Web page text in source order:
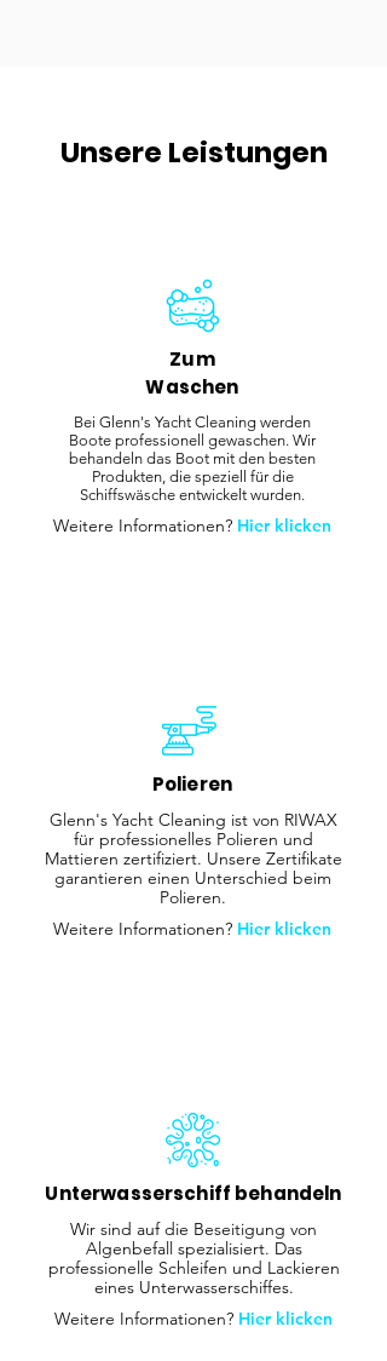
Unsere Leistungen
Zum
Waschen
Bei Glenn's Yacht Cleaning werden
Boote professionell gewaschen. Wir
behandeln das Boot mit den besten
Produkten, die speziell für die
Schiffswäsche entwickelt wurden.
Weitere Informationen? Hier klicken
Polieren
Glenn's Yacht Cleaning ist von RIWAX
für professionelles Polieren und
Mattieren zertifiziert. Unsere Zertifikate
garantieren einen Unterschied beim
Polieren.
Weitere Informationen? Hier klicken
Unterwasserschiff behandeln
Wir sind auf die Beseitigung von
Algenbefall spezialisiert. Das
professionelle Schleifen und Lackieren
eines Unterwasserschiffes.
Weitere Informationen? Hier klicken